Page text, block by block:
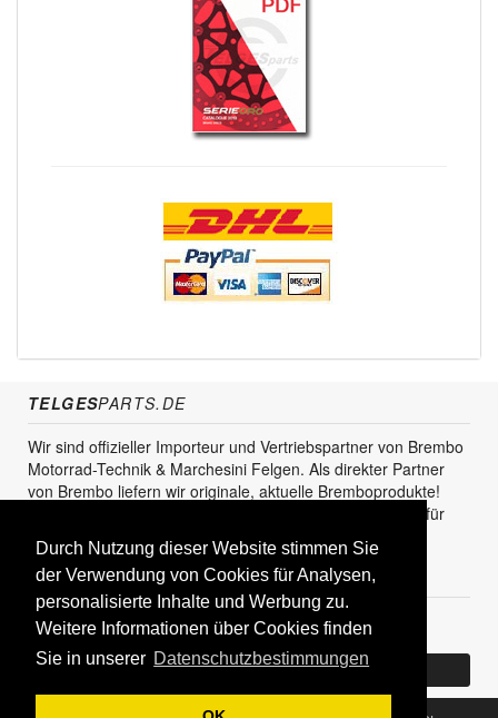
Durch Nutzung dieser Website stimmen Sie
der Verwendung von Cookies für Analysen,
personalisierte Inhalte und Werbung zu.
Weitere Informationen über Cookies finden
Sie in unserer Datenschutzbestimmungen
TELGESPARTS.DE
Wir sind offizieller Importeur und Vertriebspartner von Brembo
Motorrad-Technik & Marchesini Felgen. Als direkter Partner
von Brembo liefern wir originale, aktuelle Bremboprodukte!
Unser Service steht sowohl für den Endkunden als auch für
KUNDENBEREICH
Registrieren
Bereits Kunde? Log In